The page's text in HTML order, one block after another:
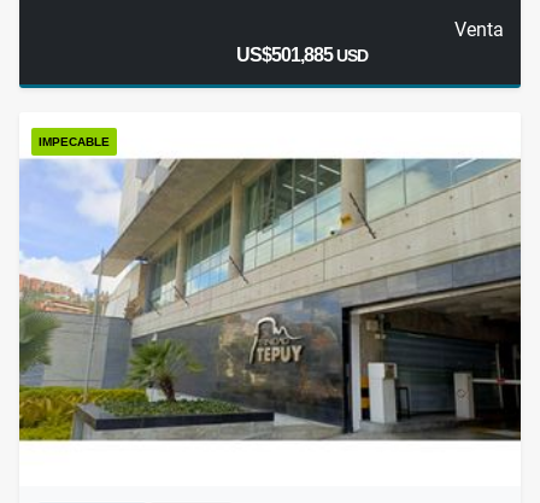
Venta
US$501,885USD
IMPECABLE